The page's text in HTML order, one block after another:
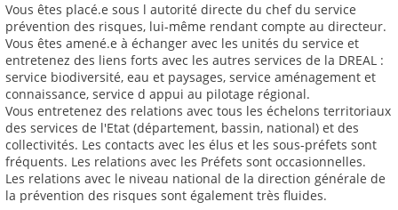
Vous êtes placé.e sous l autorité directe du chef du service
prévention des risques, lui-même rendant compte au directeur.
Vous êtes amené.e à échanger avec les unités du service et
entretenez des liens forts avec les autres services de la DREAL :
service biodiversité, eau et paysages, service aménagement et
connaissance, service d appui au pilotage régional.
Vous entretenez des relations avec tous les échelons territoriaux
des services de l'Etat (département, bassin, national) et des
collectivités. Les contacts avec les élus et les sous-préfets sont
fréquents. Les relations avec les Préfets sont occasionnelles.
Les relations avec le niveau national de la direction générale de
la prévention des risques sont également très fluides.